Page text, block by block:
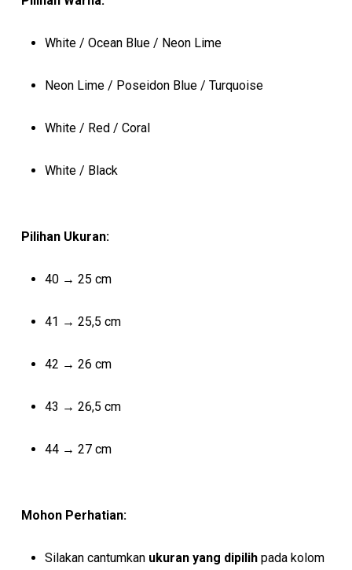
White / Ocean Blue / Neon Lime
Neon Lime / Poseidon Blue / Turquoise
White / Red / Coral
White / Black
Pilihan Ukuran:
40 → 25 cm
41 → 25,5 cm
42 → 26 cm
43 → 26,5 cm
44 → 27 cm
Mohon Perhatian:
Silakan cantumkan ukuran yang dipilihpada kolom